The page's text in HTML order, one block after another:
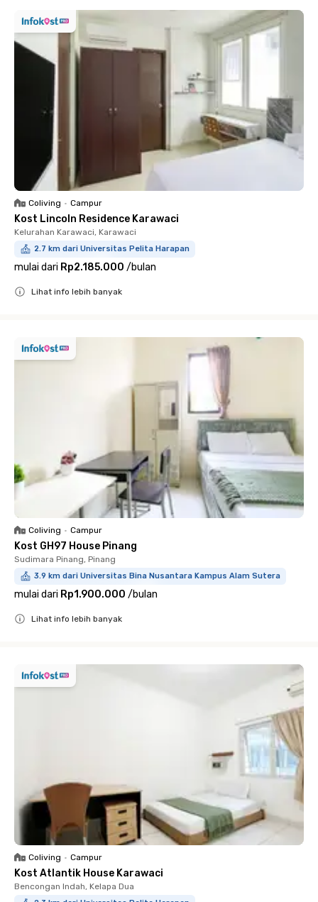
Coliving • Campur
Kost Lincoln Residence Karawaci
Kelurahan Karawaci, Karawaci
2.7 km dari Universitas Pelita Harapan
mulai dari Rp2.185.000 /bulan
Lihat info lebih banyak
Coliving • Campur
Kost GH97 House Pinang
Sudimara Pinang, Pinang
3.9 km dari Universitas Bina Nusantara Kampus Alam Sutera
mulai dari Rp1.900.000 /bulan
Lihat info lebih banyak
Coliving • Campur
Kost Atlantik House Karawaci
Bencongan Indah, Kelapa Dua